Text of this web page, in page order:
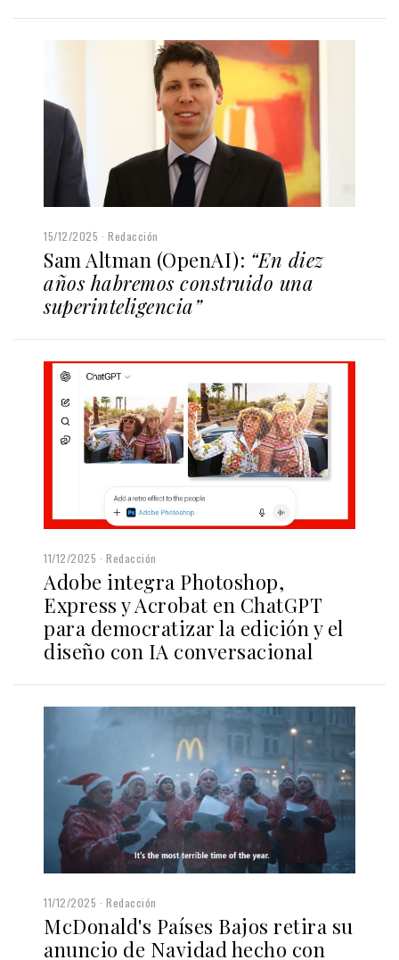
15/12/2025 Redacción
Sam Altman (OpenAI): “En diez
años habremos construido una
superinteligencia”
11/12/2025 Redacción
Adobe integra Photoshop,
Express y Acrobat en ChatGPT
para democratizar la edición y el
diseño con IA conversacional
11/12/2025 Redacción
McDonald's Países Bajos retira su
anuncio de Navidad hecho con